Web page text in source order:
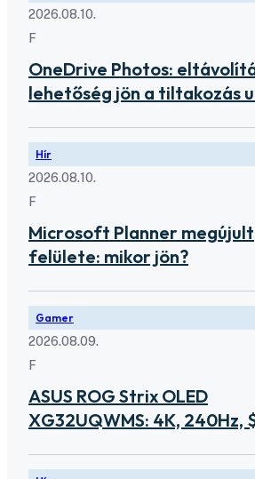
2026.08.10.
F
OneDrive Photos:
lehetőség jön a tiltakozás
Hír
2026.08.10.
F
Microsoft Planner megújult
felülete: mikor jön?
Gamer
2026.08.09.
F
ASUS ROG Strix OLED
XG32UQWMS: 4K, 240Hz,